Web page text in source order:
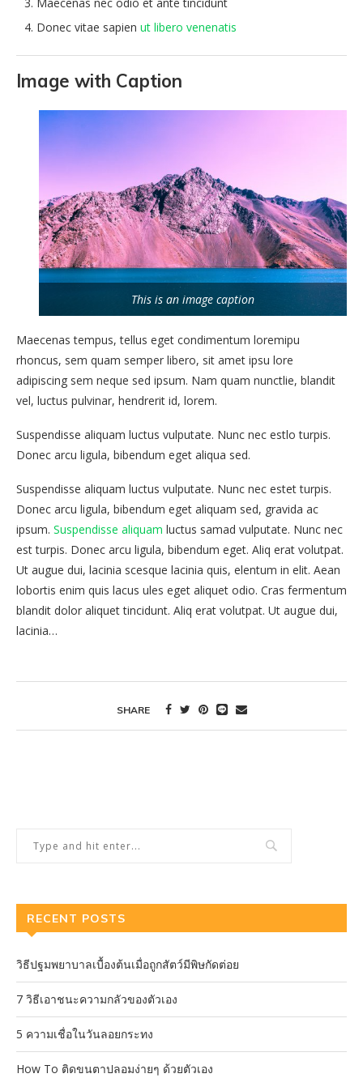
Maecenas nec odio et ante tincidunt
Donec vitae sapien ut libero venenatis
Image with Caption
This is an image caption
Maecenas tempus, tellus eget condimentum loremipu
rhoncus, sem quam semper libero, sit amet ipsu lore
adipiscing sem neque sed ipsum. Nam quam nunctlie, blandit
vel, luctus pulvinar, hendrerit id, lorem.
Suspendisse aliquam luctus vulputate. Nunc nec estlo turpis.
Donec arcu ligula, bibendum eget aliqua sed.
Suspendisse aliquam luctus vulputate. Nunc nec estet turpis.
Donec arcu ligula, bibendum eget aliquam sed, gravida ac
ipsum. Suspendisse aliquam luctus samad vulputate. Nunc nec
est turpis. Donec arcu ligula, bibendum eget. Aliq erat volutpat.
Ut augue dui, lacinia scesque lacinia quis, elentum in elit. Aean
lobortis enim quis lacus ules eget aliquet odio. Cras fermentum
blandit dolor aliquet tincidunt. Aliq erat volutpat. Ut augue dui,
lacinia…
SHARE
RECENT POSTS
วิธีปฐมพยาบาลเบื้องต้นเมื่อถูกสัตว์มีพิษกัดต่อย
7 วิธีเอาชนะความกลัวของตัวเอง
5 ความเชื่อในวันลอยกระทง
How To ติดขนตาปลอมง่ายๆ ด้วยตัวเอง